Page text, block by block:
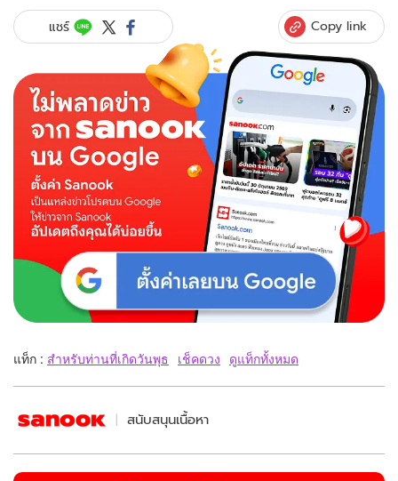
แชร์ Copy link
แท็ก : สำหรับท่านที่เกิดวันพุธ เช็คดวง ดูแท็กทั้งหมด
สนับสนุนเนื้อหา